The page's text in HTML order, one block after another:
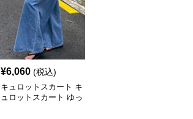
¥6,060 (税込)
キュロットスカート キ
ュロットスカート ゆっ